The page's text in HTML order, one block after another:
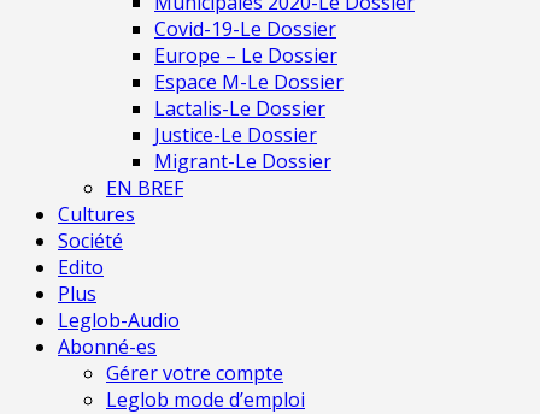
Covid-19-Le Dossier
Europe – Le Dossier
Espace M-Le Dossier
Lactalis-Le Dossier
Justice-Le Dossier
Migrant-Le Dossier
EN BREF
Cultures
Société
Edito
Plus
Leglob-Audio
Abonné-es
Gérer votre compte
Leglob mode d’emploi